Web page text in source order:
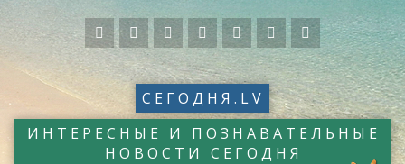
СЕГОДНЯ.LV
ИНТЕРЕСНЫЕ И ПОЗНАВАТЕЛЬНЫЕ
НОВОСТИ СЕГОДНЯ